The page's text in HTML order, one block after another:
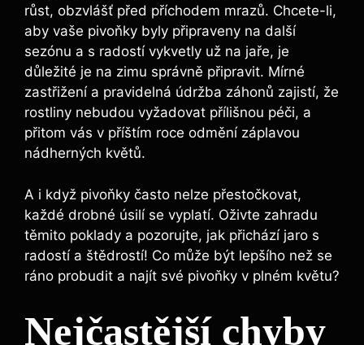
růst, obzvlášť před příchodem​ mrazů. Chcete-li,
aby vaše pivoňky byly připraveny na další
sezónu a s radostí‌ vykvetly‌ už na jaře, je
důležité je na zimu správně připravit. Mírné
zastřižení‍ a ‍pravidelná údržba záhonů zajistí, že
rostliny nebudou vyžadovat přílišnou péči, a
přitom vás v příštím roce⁤ odmění‌ záplavou
nádherných květů. ⁤
A i když pivoňky často nelze přestočkovat,
každé drobné úsilí se vyplatí. Oživte zahradu‌
těmito poklady a​ pozorujte, jak přichází jaro s
radostí a štědrostí! Co může být lepšího než se
⁣ráno probudit a najít své pivoňky v plném květu?
Nejčastější ⁤chyby